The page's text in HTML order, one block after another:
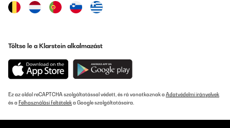
Töltse le a Klarstein alkalmazást
Ez az oldal reCAPTCHA szolgáltatással védett, és rá vonatkoznak a Adatvédelmi irányelvek
és a Felhasználási feltételeka Google szolgáltatásaira.